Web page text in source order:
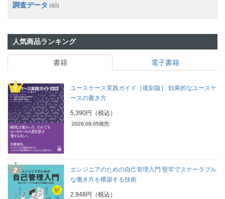
調査データ (60)
人気商品ランキング
書籍 電子書籍
ユースケース実践ガイド［復刻版］ 効果的なユースケ
ースの書き方
5,390円（税込）
2026.08.05発売
エンジニアのための自己管理入門 堅牢でスケーラブル
な働き方を構築する技術
2,948円（税込）